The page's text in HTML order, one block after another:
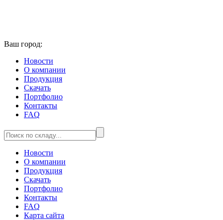
Ваш город:
Новости
О компании
Продукция
Скачать
Портфолио
Контакты
FAQ
Новости
О компании
Продукция
Скачать
Портфолио
Контакты
FAQ
Карта сайта